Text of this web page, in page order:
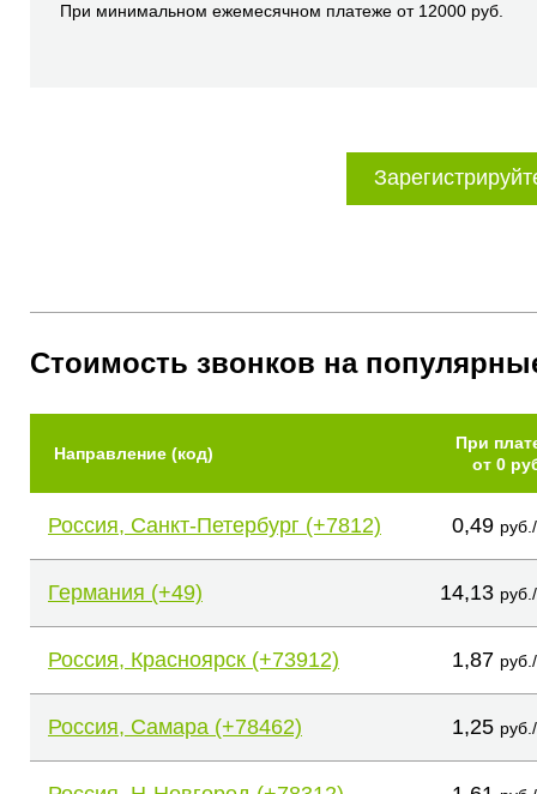
При минимальном ежемесячном платеже от 12000 руб.
Стоимость звонков на
Направление (код)
При
от 0
Россия, Санкт-Петербург (+7812) 0,49
Германия (+49) 14,13
Россия, Красноярск (+73912) 1,87
Россия, Самара (+78462) 1,25